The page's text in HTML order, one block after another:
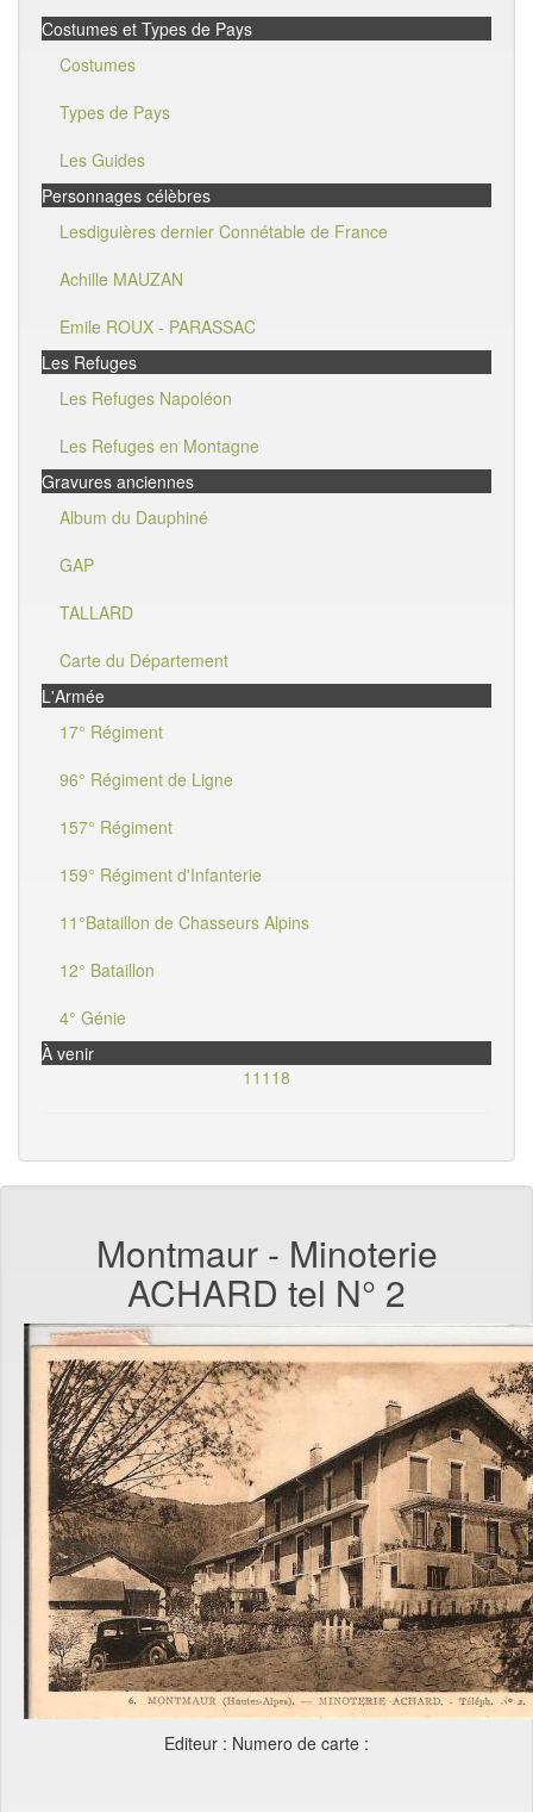
Costumes et Types de Pays
Costumes
Types de Pays
Les Guides
Personnages célèbres
Lesdiguières dernier Connétable de France
Achille MAUZAN
Emile ROUX - PARASSAC
Les Refuges
Les Refuges Napoléon
Les Refuges en Montagne
Gravures anciennes
Album du Dauphiné
GAP
TALLARD
Carte du Département
L'Armée
17° Régiment
96° Régiment de Ligne
157° Régiment
159° Régiment d'Infanterie
11°Bataillon de Chasseurs Alpins
12° Bataillon
4° Génie
À venir
11118
Montmaur - Minoterie
ACHARD tel N° 2
Editeur : Numero de carte :